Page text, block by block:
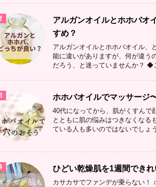
アルガンオイルとホホバオ
すめ？
アルガンオイルとホホバオイル、
能に違いがありますが、何が違う
だろう、と迷っていませんか？ ◆
ホホバオイルでマッサージ
40代になってから、肌がくすんで
とともに肌の悩みはつきなくなる
ている人も多いのではないでしょ
ひどい乾燥肌を1週間でき
カサカサでファンデが乗らない